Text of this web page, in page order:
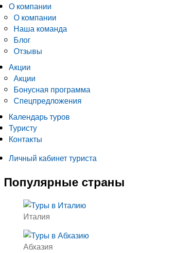
О компании
О компании
Наша команда
Блог
Отзывы
Акции
Акции
Бонусная программа
Спецпредложения
Календарь туров
Туристу
Контакты
Личный кабинет туриста
Популярные страны
Италия
Абхазия